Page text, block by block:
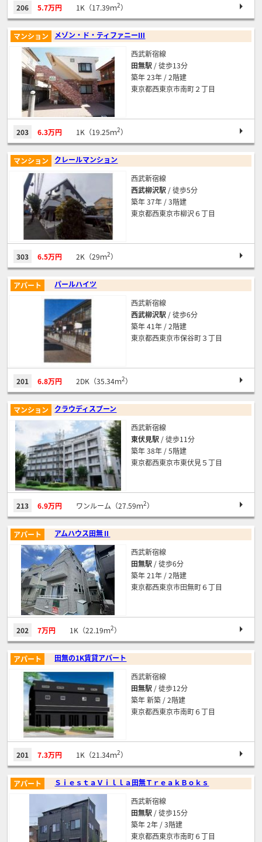
206 5.7万円 1K（17.39ｍ2）
メゾン・ド・ティファニーⅢ
マンション
西武新宿線
田無駅 / 徒歩13分
築年 23年 / 2階建
東京都西東京市南町２丁目
203 6.3万円 1K（19.25ｍ2）
クレールマンション
マンション
西武新宿線
西武柳沢駅 / 徒歩5分
築年 37年 / 3階建
東京都西東京市柳沢６丁目
303 6.5万円 2K（29ｍ2）
パールハイツ
アパート
西武新宿線
西武柳沢駅 / 徒歩6分
築年 41年 / 2階建
東京都西東京市保谷町３丁目
201 6.8万円 2DK（35.34ｍ2）
クラウディスプーン
マンション
西武新宿線
東伏見駅 / 徒歩11分
築年 38年 / 5階建
東京都西東京市東伏見５丁目
213 6.9万円 ワンルーム（27.59ｍ2）
アムハウス田無Ⅱ
アパート
西武新宿線
田無駅 / 徒歩6分
築年 21年 / 2階建
東京都西東京市田無町６丁目
202 7万円 1K（22.19ｍ2）
田無の1K賃貸アパート
アパート
西武新宿線
田無駅 / 徒歩12分
築年 新築 / 2階建
東京都西東京市南町６丁目
201 7.3万円 1K（21.34ｍ2）
ＳｉｅｓｔａＶｉｌｌａ田無ＴｒｅａｋＢｏｋｓ
アパート
西武新宿線
田無駅 / 徒歩15分
築年 2年 / 3階建
東京都西東京市南町６丁目